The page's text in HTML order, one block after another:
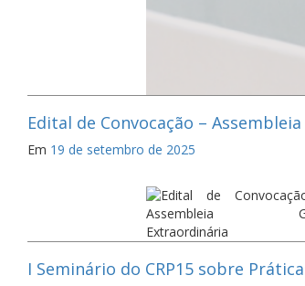
Edital de Convocação –
Em 19 de setembro de 2025
I Seminário do CRP15 sobre